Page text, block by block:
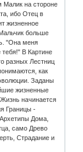
Малик на стороне
ибо Отец в
жизненное
больше
"Она меня
тебя!" В Картине
разных Лестниц
как
Заданы
жизненные
начинается
Границы -
Дома,
само Древо
Страдание и